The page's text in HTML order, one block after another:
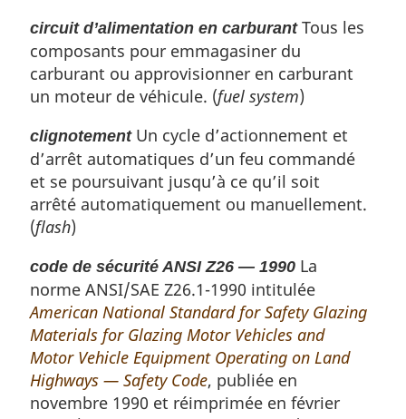
circuit d’alimentation en carburantTous les
composants pour emmagasiner du
carburant ou approvisionner en carburant
un moteur de véhicule. (fuel system)
clignotementUn cycle d’actionnement et
d’arrêt automatiques d’un feu commandé
et se poursuivant jusqu’à ce qu’il soit
arrêté automatiquement ou manuellement.
(flash)
code de sécurité ANSI Z26 — 1990 La
norme ANSI/SAE Z26.1-1990 intitulée
American National Standard for Safety Glazing
Materials for Glazing Motor Vehicles and
Motor Vehicle Equipment Operating on Land
Highways — Safety Code, publiée en
novembre 1990 et réimprimée en février